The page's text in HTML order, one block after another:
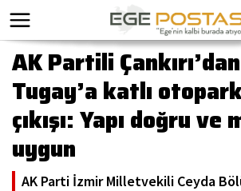
AK Partili
Tugay’a katlı
çıkışı: Yapı doğru
uygun
AK Parti İzmir Milletvekili Ceyda